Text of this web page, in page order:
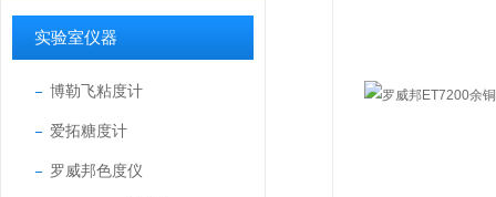
实验室仪器
博勒飞粘度计
爱拓糖度计
罗威邦色度仪